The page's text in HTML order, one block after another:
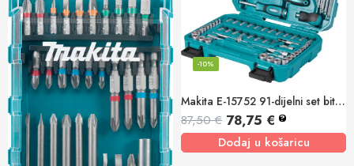
Makita E-15752 91-dijelni set bit nastavaka
-10%
87,50€ 78,75 € ?
Dodaj u košaricu